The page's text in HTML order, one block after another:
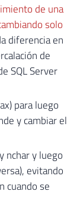
de una
solo
diferencia en
de
SQL Server
para luego
y cambiar el
nchar y luego
evitando
cuando se